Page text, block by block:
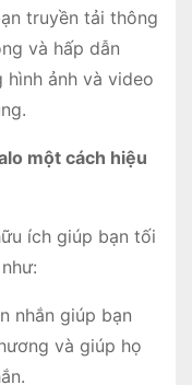
truyền tải thông
và hấp dẫn
hình ảnh và video
một cách hiệu
ích giúp bạn tối
nhắn giúp bạn
và giúp họ